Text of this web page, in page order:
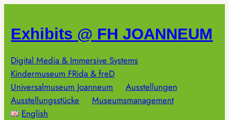
springen
Exhibits @ FH JOANNEUM
Digital Media & Immersive Systems
Kindermuseum FRida & freD
Universalmuseum Joanneum
Ausstellungen
Ausstellungsstücke
Museumsmanagement
English